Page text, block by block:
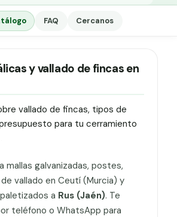
FAQ Cercanos
y vallado de fincas en
vallado de fincas, tipos de
para tu cerramiento
mallas galvanizadas, postes,
vallado en Ceutí (Murcia) y
a Rus (Jaén). Te
teléfono o WhatsApp para